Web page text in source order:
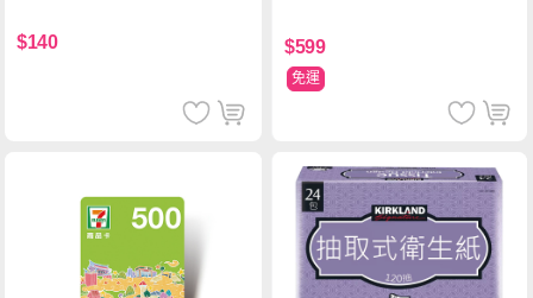
$140 $599
免運